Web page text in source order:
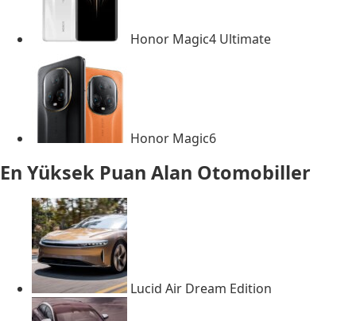
Honor Magic4 Ultimate
Honor Magic6
En Yüksek Puan Alan Otomobiller
Lucid Air Dream Edition